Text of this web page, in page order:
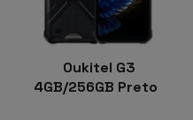
Oukitel G3
4GB/256GB Preto